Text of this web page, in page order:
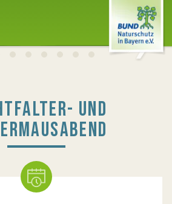
UND